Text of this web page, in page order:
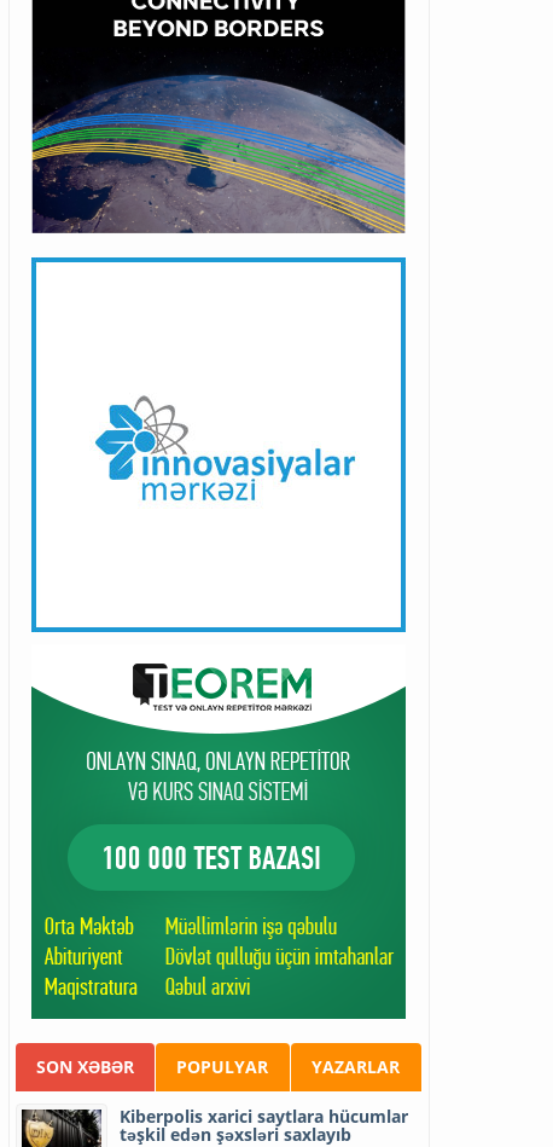
SON XƏBƏR POPULYAR YAZARLAR
Kiberpolis xarici saytlara hücumlar
təşkil edən şəxsləri saxlayıb